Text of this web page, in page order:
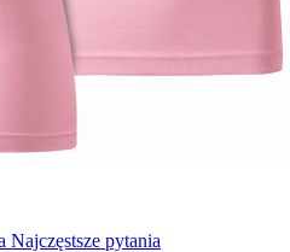
Najczęstsze pytania